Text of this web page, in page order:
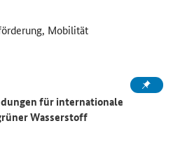
Mobilität
für internationale
Wasserstoff